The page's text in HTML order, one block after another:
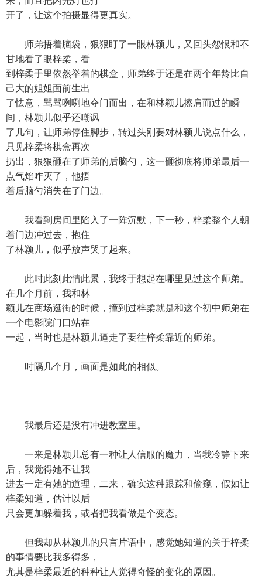
开了，让这个拍摄显得更真实。
师弟捂着脑袋，狠狠盯了一眼林颖儿，又回头怨恨和不
甘地看了眼梓柔，看
到梓柔手里依然举着的棋盒，师弟终于还是在两个年龄比自
己大的姐姐面前生出
了怯意，骂骂咧咧地夺门而出，在和林颖儿擦肩而过的瞬
间，林颖儿似乎还嘲讽
了几句，让师弟停住脚步，转过头刚要对林颖儿说点什么，
只见梓柔将棋盒再次
扔出，狠狠砸在了师弟的后脑勺，这一砸彻底将师弟最后一
点气焰咋灭了，他捂
着后脑勺消失在了门边。
我看到房间里陷入了一阵沉默，下一秒，梓柔整个人朝
着门边冲过去，抱住
了林颖儿，似乎放声哭了起来。
此时此刻此情此景，我终于想起在哪里见过这个师弟。
在几个月前，我和林
颖儿在商场逛街的时候，撞到过梓柔就是和这个初中师弟在
一个电影院门口站在
一起，当时也是林颖儿逼走了要往梓柔靠近的师弟。
时隔几个月，画面是如此的相似。
我最后还是没有冲进教室里。
一来是林颖儿总有一种让人信服的魔力，当我冷静下来
后，我觉得她不让我
进去一定有她的道理，二来，确实这种跟踪和偷窥，假如让
梓柔知道，估计以后
只会更加躲着我，或者把我看做是个变态。
但我却从林颖儿的只言片语中，感觉她知道的关于梓柔
的事情要比我多得多，
尤其是梓柔最近的种种让人觉得奇怪的变化的原因。